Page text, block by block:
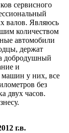
сервисного
валов. Являюсь
количеством
автомобили
держат
добродушный
и
машин у них, все
без
двух часов.
г.в.